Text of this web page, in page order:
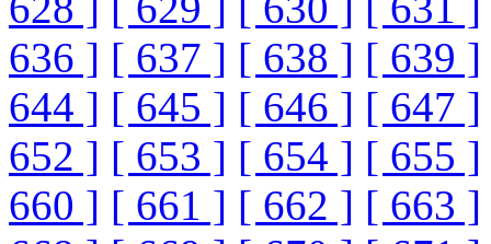
636 ] [ 637 ] [ 638 ] [ 639 ]
644 ] [ 645 ] [ 646 ] [ 647 ]
652 ] [ 653 ] [ 654 ] [ 655 ]
660 ] [ 661 ] [ 662 ] [ 663 ]